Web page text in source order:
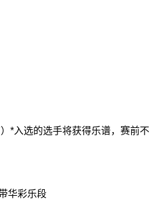
*入选的选手将获得乐谱，赛前不
华彩乐段